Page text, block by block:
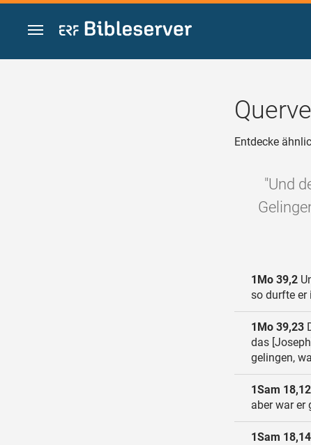
Zum Inhalt springen
Entdecke
"Und
1Mo 39,2
so durfte er
1Mo 39,23
das
gelingen,
1Sam 18,12
aber war er
1Sam 18,14